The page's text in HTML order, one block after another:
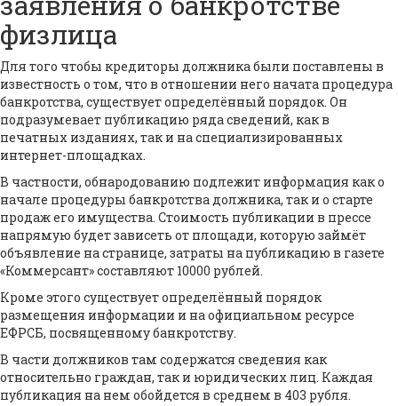
физлица
Для того чтобы кредиторы должника были поставлены в
известность о том, что в отношении него начата процедура
банкротства, существует определённый порядок. Он
подразумевает публикацию ряда сведений, как в
печатных изданиях, так и на специализированных
интернет-площадках.
В частности, обнародованию подлежит информация как о
начале процедуры банкротства должника, так и о старте
продаж его имущества. Стоимость публикации в прессе
напрямую будет зависеть от площади, которую займёт
объявление на странице, затраты на публикацию в газете
«Коммерсант» составляют 10000 рублей.
Кроме этого существует определённый порядок
размещения информации и на официальном ресурсе
ЕФРСБ, посвященному банкротству.
В части должников там содержатся сведения как
относительно граждан, так и юридических лиц. Каждая
публикация на нем обойдется в среднем в 403 рубля.